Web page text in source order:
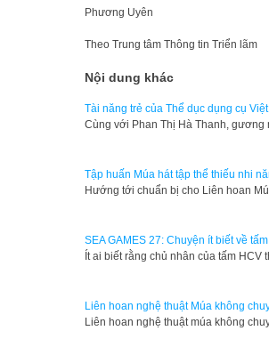
Phương Uyên
Theo Trung tâm Thông tin Triển lãm
Nội dung khác
Tài năng trẻ của Thể dục dụng cụ
Cùng với Phan Thị Hà Thanh,
Tập huấn Múa hát tập thể thiếu nhi
Hướng tới chuẩn bị cho Liên hoan
SEA GAMES 27: Chuyện ít biết về
​Ít ai biết rằng chủ nhân của tấm
Liên hoan nghệ thuật Múa không
​Liên hoan nghệ thuật múa không